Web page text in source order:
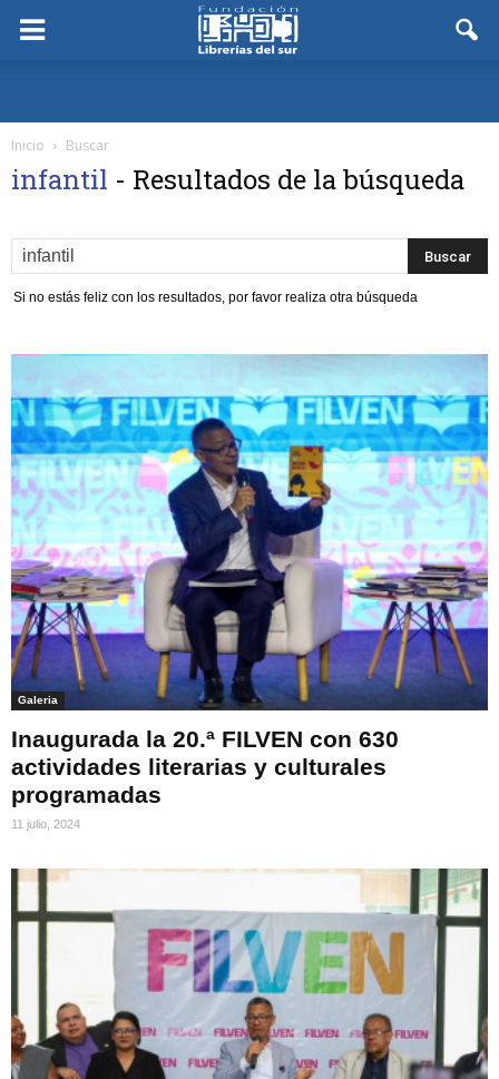
Inicio Buscar
infantil - Resultados de la búsqueda
Si no estás feliz con los resultados, por favor realiza otra búsqueda
Galeria
Inaugurada la 20.ª FILVEN con 630
actividades literarias y culturales
programadas
11 julio, 2024